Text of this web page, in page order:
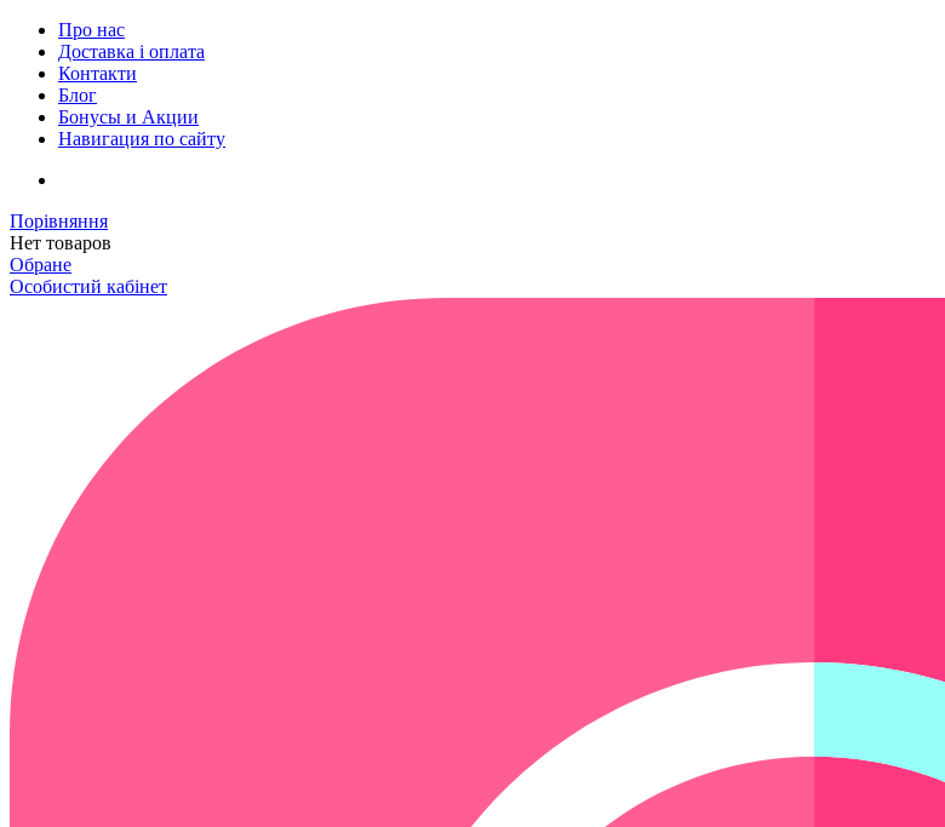
Про нас
Доставка і оплата
Контакти
Блог
Бонусы и Акции
Навигация по сайту
Порівняння
Нет товаров
Обране
Особистий кабінет